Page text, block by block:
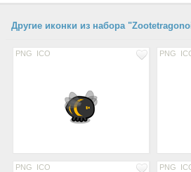
Другие иконки из набора
PNG ICO PNG
PNG ICO PNG